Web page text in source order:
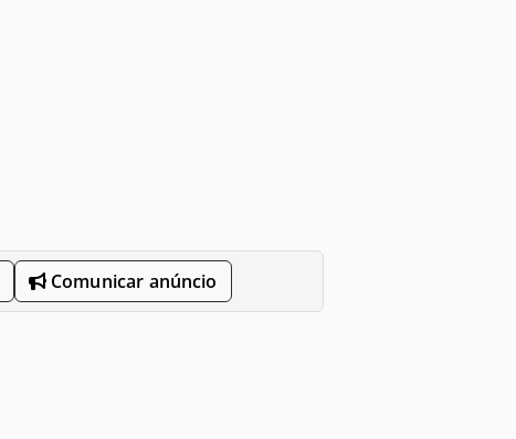
Comunicar anúncio